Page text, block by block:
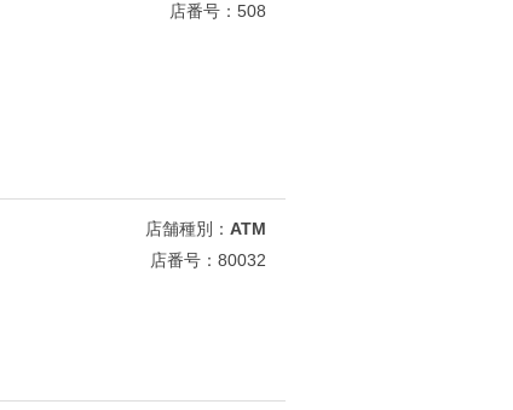
店番号：508
店舗種別： ATM
店番号：80032